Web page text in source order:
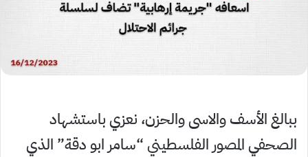
ببالغ الأسف والاسى والحزن، نعزي باستشهاد
الصحفي المصور الفلسطيني “سامر ابو دقة” الذي